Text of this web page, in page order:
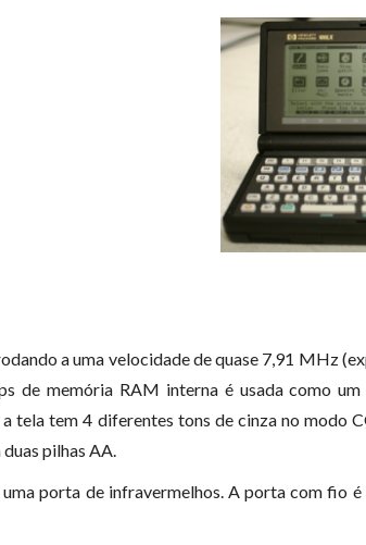
a uma velocidade de quase 7,91 MHz
de memória RAM interna é usada como
tela tem 4 diferentes tons de cinza no modo
pilhas AA.
porta de infravermelhos. A porta com fio